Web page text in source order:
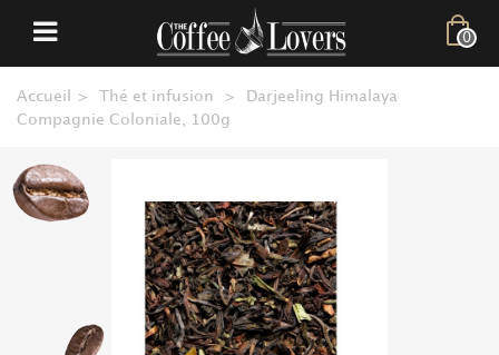
0
Accueil > Thé et infusion >
Darjeeling Himalaya
Compagnie Coloniale, 100g